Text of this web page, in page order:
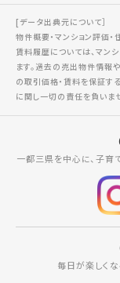
[データ出典元について］
物件概要・マンション評価
賃料履歴については、マン
ます。過去の売出物件情報
の取引価格・賃料を保証す
に関し一切の責任を負いま
一都三県を中心に、子育
毎日が楽しく